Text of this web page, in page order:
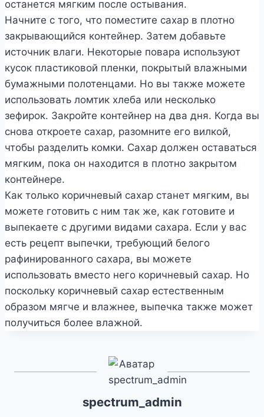
останется мягким после остывания.
Начните с того, что поместите сахар в плотно
закрывающийся контейнер. Затем добавьте
источник влаги. Некоторые повара используют
кусок пластиковой пленки, покрытый влажными
бумажными полотенцами. Но вы также можете
использовать ломтик хлеба или несколько
зефирок. Закройте контейнер на два дня. Когда вы
снова откроете сахар, разомните его вилкой,
чтобы разделить комки. Сахар должен оставаться
мягким, пока он находится в плотно закрытом
контейнере.
Как только коричневый сахар станет мягким, вы
можете готовить с ним так же, как готовите и
выпекаете с другими видами сахара. Если у вас
есть рецепт выпечки, требующий белого
рафинированного сахара, вы можете
использовать вместо него коричневый сахар. Но
поскольку коричневый сахар естественным
образом мягче и влажнее, выпечка также может
получиться более влажной.
spectrum_admin